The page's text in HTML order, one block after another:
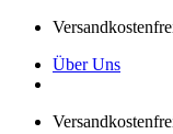
Zum
springenÜber Uns